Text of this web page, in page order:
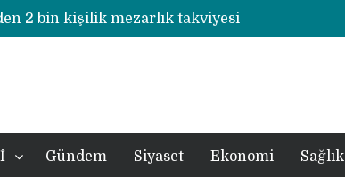
2 bin kişilik mezarlık takviyesi
düşen minik futbolcu yiğit böyle uğurlandı
operasyonunda 1 şüpheli tutuklandı
Gündem Siyaset Ekonomi Sağlık